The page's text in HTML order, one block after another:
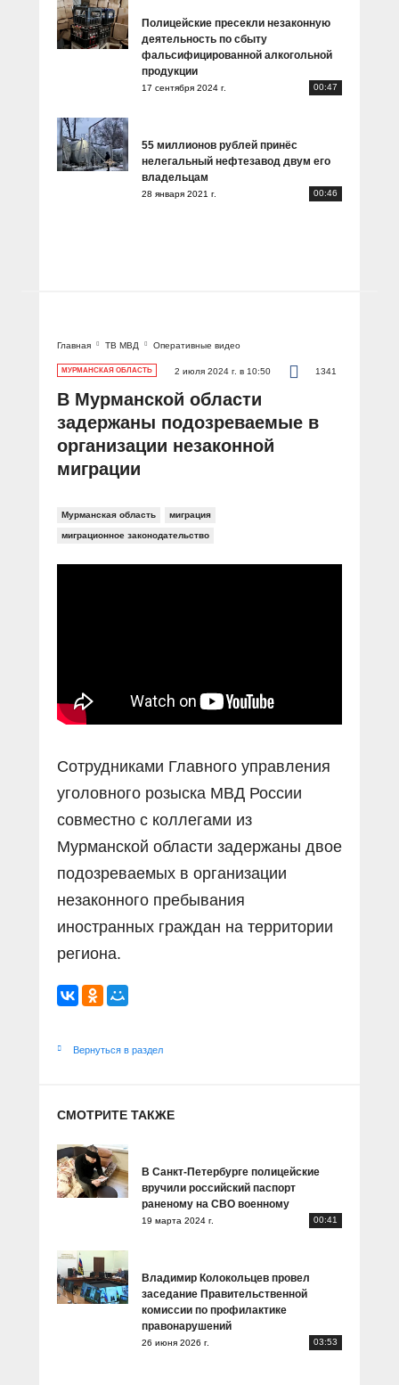
Полицейские пресекли незаконную
деятельность по сбыту
фальсифицированной алкогольной
продукции
17 сентября 2024 г. 00:47
55 миллионов рублей принёс
нелегальный нефтезавод двум его
владельцам
28 января 2021 г. 00:46
Главная ТВ МВД Оперативные видео
МУРМАНСКАЯ ОБЛАСТЬ 2 июля 2024 г. в 10:50 1341
В Мурманской области
задержаны подозреваемые в
организации незаконной
миграции
Мурманская область миграция
миграционное законодательство
Сотрудниками Главного управления
уголовного розыска МВД России
совместно с коллегами из
Мурманской области задержаны двое
подозреваемых в организации
незаконного пребывания
иностранных граждан на территории
региона.
Вернуться в раздел
СМОТРИТЕ ТАКЖЕ
В Санкт-Петербурге полицейские
вручили российский паспорт
раненому на СВО военному
19 марта 2024 г. 00:41
Владимир Колокольцев провел
заседание Правительственной
комиссии по профилактике
правонарушений
26 июня 2026 г. 03:53